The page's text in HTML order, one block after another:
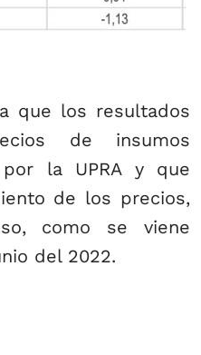
que los resultados
de insumos
por la UPRA y que
de los precios,
como se viene
del 2022.